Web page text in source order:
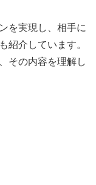
を実現し、相手に
紹介しています。
その内容を理解し